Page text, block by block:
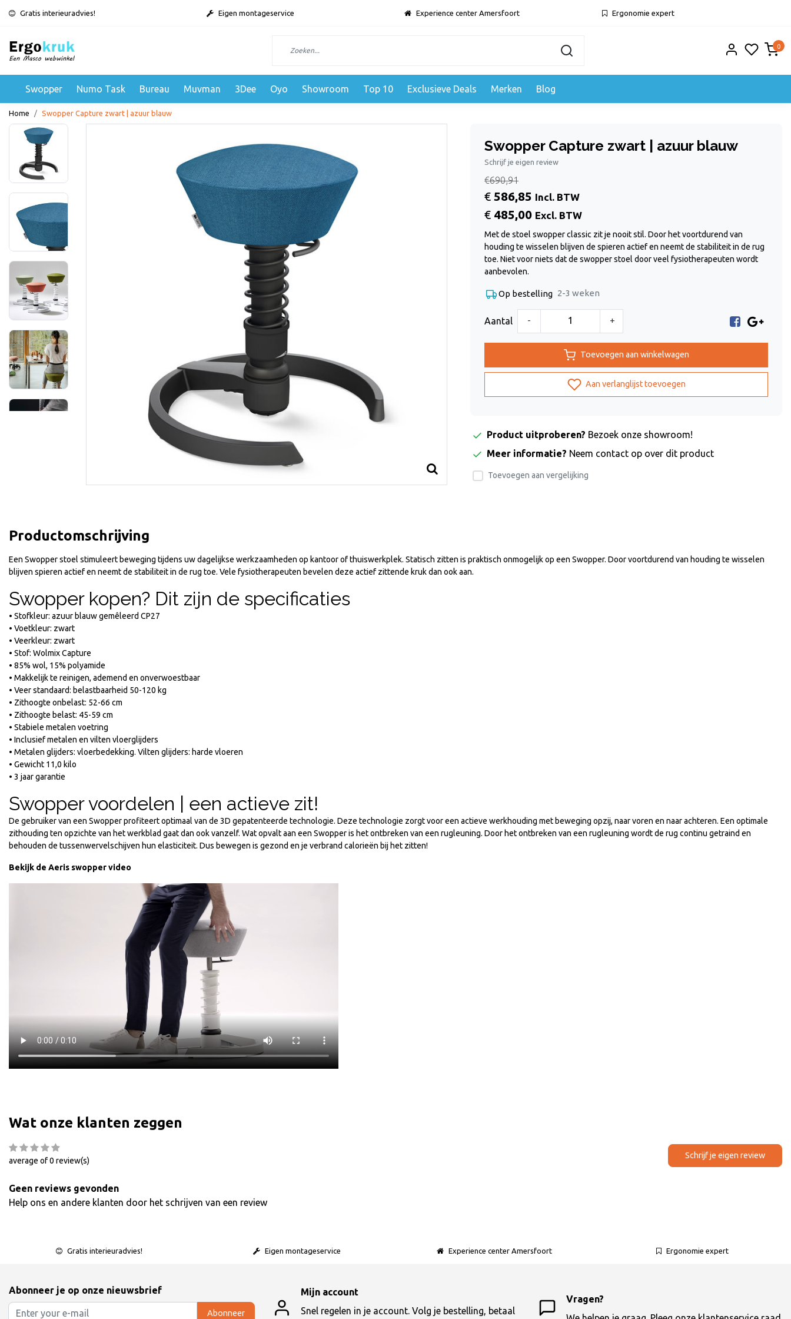
Gratis interieuradvies! Eigen montageservice Experience center Amersfoort Ergonomie expert
0
Swopper Numo Task Bureau Muvman 3Dee Oyo Showroom Top 10 Exclusieve Deals Merken Blog
Home Swopper Capture zwart | azuur blauw
Swopper Capture zwart | azuur blauw
Schrijf je eigen review
€690,91
€ 586,85 Incl. BTW
€ 485,00 Excl. BTW
Met de stoel swopper classic zit je nooit stil. Door het voortdurend van
houding te wisselen blijven de spieren actief en neemt de stabiliteit in de rug
toe. Niet voor niets dat de swopper stoel door veel fysiotherapeuten wordt
aanbevolen.
Op bestelling 2-3 weken
Aantal - +
Toevoegen aan winkelwagen
Aan verlanglijst toevoegen
Product uitproberen? Bezoek onze showroom!
Meer informatie? Neem contact op over dit product
Toevoegen aan vergelijking
Productomschrijving
Een Swopper stoel stimuleert beweging tijdens uw dagelijkse werkzaamheden op kantoor of thuiswerkplek. Statisch zitten is praktisch onmogelijk op een Swopper. Door voortdurend van houding te wisselen
blijven spieren actief en neemt de stabiliteit in de rug toe. Vele fysiotherapeuten bevelen deze actief zittende kruk dan ook aan.
Swopper kopen? Dit zijn de specificaties
• Stofkleur: azuur blauw gemêleerd CP27
• Voetkleur: zwart
• Veerkleur: zwart
• Stof: Wolmix Capture
• 85% wol, 15% polyamide
• Makkelijk te reinigen, ademend en onverwoestbaar
• Veer standaard: belastbaarheid 50-120 kg
• Zithoogte onbelast: 52-66 cm
• Zithoogte belast: 45-59 cm
• Stabiele metalen voetring
• Inclusief metalen en vilten vloerglijders
• Metalen glijders: vloerbedekking. Vilten glijders: harde vloeren
• Gewicht 11,0 kilo
• 3 jaar garantie
Swopper voordelen | een actieve zit!
De gebruiker van een Swopper profiteert optimaal van de 3D gepatenteerde technologie. Deze technologie zorgt voor een actieve werkhouding met beweging opzij, naar voren en naar achteren. Een optimale
zithouding ten opzichte van het werkblad gaat dan ook vanzelf. Wat opvalt aan een Swopper is het ontbreken van een rugleuning. Door het ontbreken van een rugleuning wordt de rug continu getraind en
behouden de tussenwervelschijven hun elasticiteit. Dus bewegen is gezond en je verbrand calorieën bij het zitten!
Bekijk de Aeris swopper video
Wat onze klanten zeggen
average of 0 review(s)
Schrijf je eigen review
Geen reviews gevonden
Help ons en andere klanten door het schrijven van een review
Gratis interieuradvies! Eigen montageservice Experience center Amersfoort Ergonomie expert
Abonneer je op onze nieuwsbrief
Abonneer
Mijn account
Snel regelen in je account. Volg je bestelling, betaal
Vragen?